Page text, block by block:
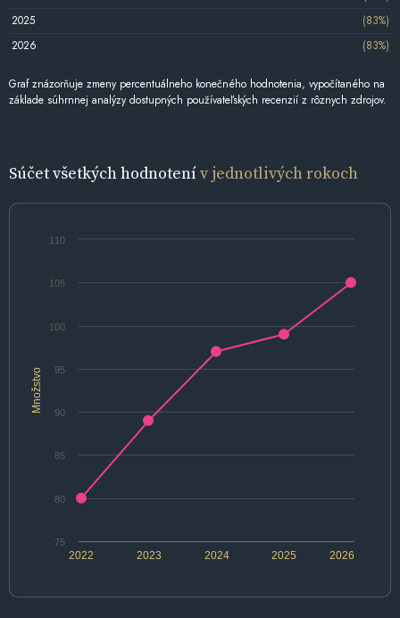
2025
(83%)
2026
(83%)
Graf znázorňuje zmeny percentuálneho konečného hodnotenia, vypočítaného na
základe súhrnnej analýzy dostupných používateľských recenzií z rôznych zdrojov.
Súčet všetkých hodnotenív jednotlivých rokoch
Množstvo
2022 2024 2026
2023 2025
75
80
85
90
95
100
105
110